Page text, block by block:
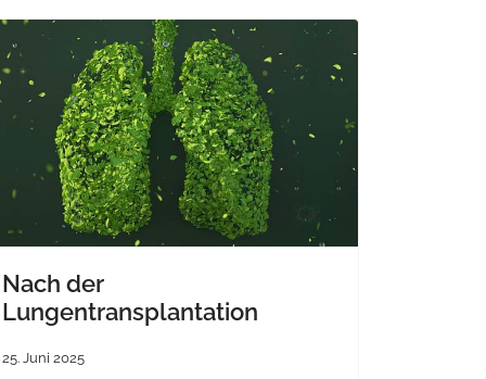
Nach der
Lungentransplantation
25. Juni 2025